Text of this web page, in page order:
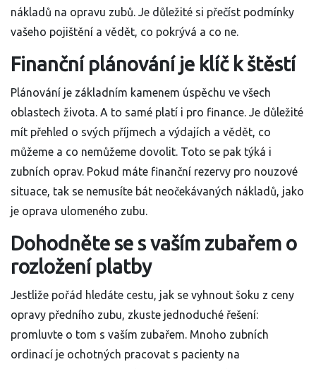
nákladů na opravu zubů. Je důležité si přečíst podmínky
vašeho pojištění a vědět, co pokrývá a co ne.
Finanční plánování je klíč k štěstí
Plánování je základním kamenem úspěchu ve všech
oblastech života. A to samé platí i pro finance. Je důležité
mít přehled o svých příjmech a výdajích a vědět, co
můžeme a co nemůžeme dovolit. Toto se pak týká i
zubních oprav. Pokud máte finanční rezervy pro nouzové
situace, tak se nemusíte bát neočekávaných nákladů, jako
je oprava ulomeného zubu.
Dohodněte se s vaším zubařem o
rozložení platby
Jestliže pořád hledáte cestu, jak se vyhnout šoku z ceny
opravy předního zubu, zkuste jednoduché řešení:
promluvte o tom s vaším zubařem. Mnoho zubních
ordinací je ochotných pracovat s pacienty na